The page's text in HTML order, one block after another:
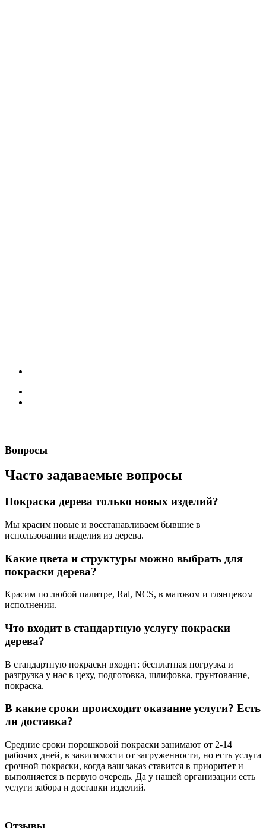
Вопросы
Часто задаваемые вопросы
Покраска дерева только новых изделий?
Мы красим новые и восстанавливаем бывшие в
использовании изделия из дерева.
Какие цвета и структуры можно выбрать для
покраски дерева?
Красим по любой палитре, Ral, NCS, в матовом и глянцевом
исполнении.
Что входит в стандартную услугу покраски
дерева?
В стандартную покраски входит: бесплатная погрузка и
разгрузка у нас в цеху, подготовка, шлифовка, грунтование,
покраска.
В какие сроки происходит оказание услуги? Есть
ли доставка?
Средние сроки порошковой покраски занимают от 2-14
рабочих дней, в зависимости от загруженности, но есть услуга
срочной покраски, когда ваш заказ ставится в приоритет и
выполняется в первую очередь. Да у нашей организации есть
услуги забора и доставки изделий.